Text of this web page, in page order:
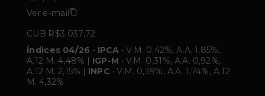
Ver e-mail
CUB R$3.037,72
Índices 04/26 - IPCA • V.M. 0,42%, A.A. 1,85%,
A.12 M. 4,48% | IGP-M • V.M. 0,31%, A.A. 0,92%,
A.12 M. 2,15% | INPC • V.M. 0,39%, A.A. 1,74%, A.12
M. 4,32%